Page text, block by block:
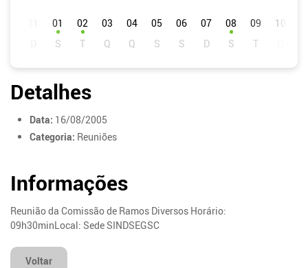
01 02 03 04 05 06 07 08 09 10
Detalhes
Data: 16/08/2005
Categoria: Reuniões
Informações
Reunião da Comissão de Ramos Diversos Horário:
09h30minLocal: Sede SINDSEGSC
Voltar